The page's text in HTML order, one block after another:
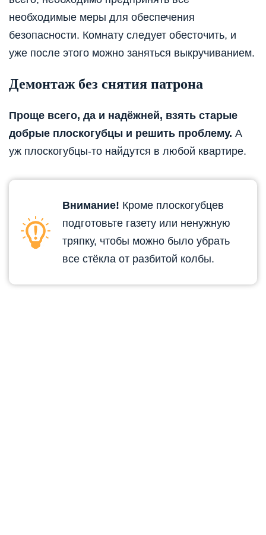
необходимые меры для обеспечения
безопасности. Комнату следует обесточить, и
уже после этого можно заняться выкручиванием.
Демонтаж без снятия патрона
Проще всего, да и надёжней, взять старые
добрые плоскогубцы и решить проблему. А
уж плоскогубцы-то найдутся в любой квартире.
Внимание! Кроме плоскогубцев
подготовьте газету или ненужную
тряпку, чтобы можно было убрать
все стёкла от разбитой колбы.